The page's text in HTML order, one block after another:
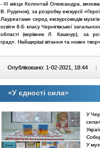
- III місце Колонтай Олександра,
В. Руденок), за розробку екскурсії
Лауреатами серед екскурсоводів
освіти 8-Б класу Чернігівської
області (керівник Л. Кашнур), за
град». Найщиріші вітання та нових
Опубліковано: 1-02-2021, 18:44 |
«У єдності сила»
У
У